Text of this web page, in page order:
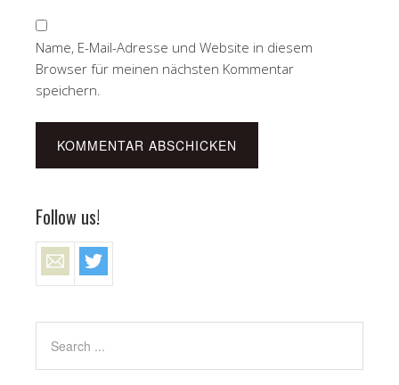
Name, E-Mail-Adresse und Website in diesem
Browser für meinen nächsten Kommentar
speichern.
Follow us!